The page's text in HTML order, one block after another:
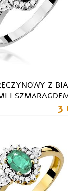
Z
I
3